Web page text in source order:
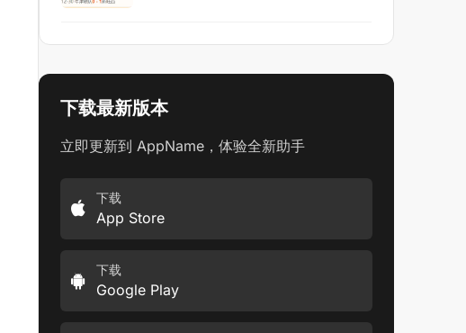
下载最新版本
立即更新到 AppName，体验全新助手
下载
App Store
下载
Google Play